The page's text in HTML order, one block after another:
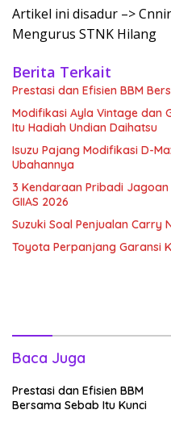
Artikel ini disadur –>
Mengurus STNK Hilang
Berita Terkait
Prestasi dan Efisien BBM
Modifikasi Ayla Vintage dan
Itu Hadiah Undian Daihatsu
Isuzu Pajang Modifikasi D-
Ubahannya
3 Kendaraan Pribadi Jagoan
GIIAS 2026
Suzuki Soal Penjualan Carry
Toyota Perpanjang Garansi
Baca Juga
Prestasi dan Efisien BBM
Bersama Sebab Itu Kunci